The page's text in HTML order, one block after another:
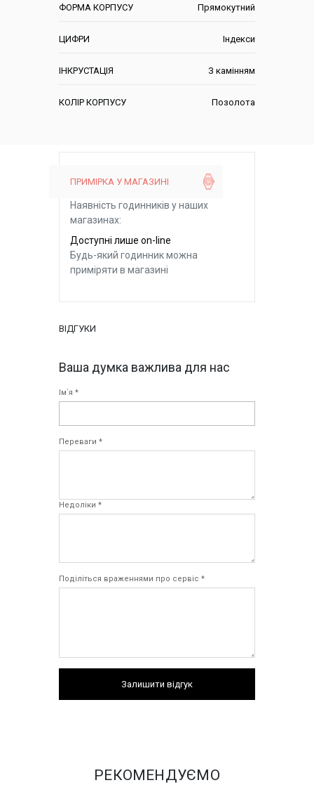
ФОРМА КОРПУСУ Прямокутний
ЦИФРИ Індекси
ІНКРУСТАЦІЯ З камінням
КОЛІР КОРПУСУ Позолота
ПРИМІРКА У МАГАЗИНІ
Наявність годинників у наших
магазинах:
Доступні лише on-line
Будь-який годинник можна
приміряти в магазині
ВІДГУКИ
Ваша думка важлива для нас
Ім`я *
Переваги *
Недоліки *
Поділіться враженнями про сервіс *
Залишити відгук
РЕКОМЕНДУЄМО